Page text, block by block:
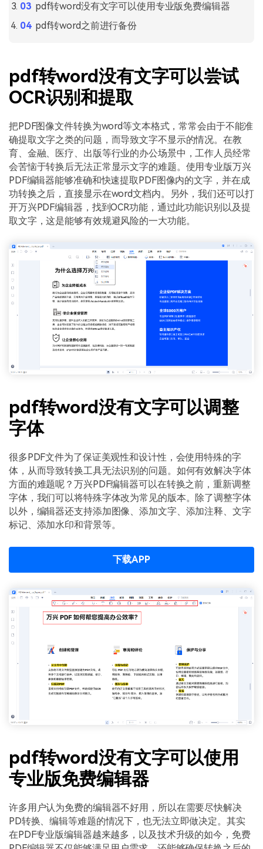
pdf转word没有文字可以使用专业版免费编辑器
pdf转word之前进行备份
pdf转word没有文字可以尝试
OCR识别和提取
把PDF图像文件转换为word等文本格式，常常会由于不能准
确提取文字之类的问题，而导致文字不显示的情况。在教
育、金融、医疗、出版等行业的办公场景中，工作人员经常
会苦恼于转换后无法正常显示文字的难题。使用专业版万兴
PDF编辑器能够准确和快速提取PDF图像内的文字，并在成
功转换之后，直接显示在word文档内。另外，我们还可以打
开万兴PDF编辑器，找到OCR功能，通过此功能识别以及提
取文字，这是能够有效规避风险的一大功能。
pdf转word没有文字可以调整
字体
很多PDF文件为了保证美观性和设计性，会使用特殊的字
体，从而导致转换工具无法识别的问题。如何有效解决字体
方面的难题呢？万兴PDF编辑器可以在转换之前，重新调整
字体，我们可以将特殊字体改为常见的版本。除了调整字体
以外，编辑器还支持添加图像、添加文字、添加注释、文字
标记、添加水印和背景等。
下载APP
pdf转word没有文字可以使用
专业版免费编辑器
许多用户认为免费的编辑器不好用，所以在需要尽快解决
PD转换、编辑等难题的情况下，也无法立即做决定。其实
在PDF专业版编辑器越来越多，以及技术升级的如今，免费